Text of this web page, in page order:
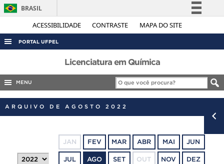
ACESSIBILIDADE CONTRASTE MAPA DO SITE
BRASIL
Simplifique!
Legislação
Canais
PORTAL UFPEL
ACESSO À INFORMAÇÃO
AUDITORIA
CONCURSOS
OUVIDORIA
Licenciatura em Química
MENU
ARQUIVO DE AGOSTO 2022
JAN FEV MAR ABR MAI JUN
JUL AGO SET OUT NOV DEZ